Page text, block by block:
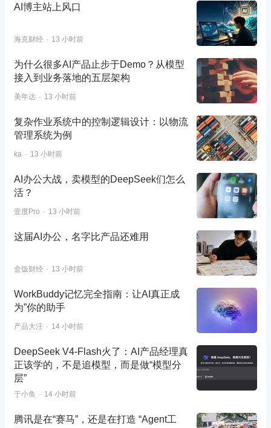
AI博主站上风口
海克财经 13 小时前
为什么很多AI产品止步于Demo？从模型
接入到业务落地的五层架构
美年达 13 小时前
复杂作业系统中的控制逻辑设计：以物流
管理系统为例
ka 13 小时前
AI办公大战，卖模型的DeepSeek们怎么
活？
壹度Pro 13 小时前
这届AI办公，名字比产品还难用
盒饭财经 13 小时前
WorkBuddy记忆完全指南：让AI真正成
为”你的助手
产品大汪 14 小时前
DeepSeek V4-Flash火了：AI产品经理真
正该学的，不是追模型，而是做“模型分
层”
于小鱼 14 小时前
腾讯是在“赛马”，还是在打造 “Agent工